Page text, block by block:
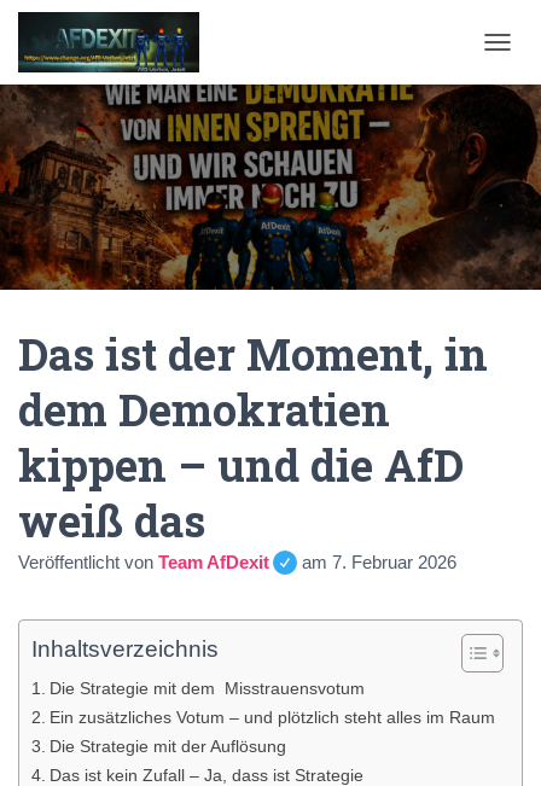
Das ist der Moment, in
dem Demokratien
kippen – und die AfD
weiß das
Veröffentlicht von Team AfDexit am 7. Februar 2026
Inhaltsverzeichnis
Die Strategie mit dem Misstrauensvotum
Ein zusätzliches Votum – und plötzlich steht alles im Raum
Die Strategie mit der Auflösung
Das ist kein Zufall – Ja, dass ist Strategie